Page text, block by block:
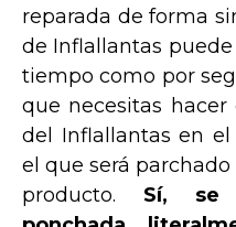
reparada de forma
de Inflallantas
tiempo como por
que necesitas
del Inflallantas en
el que será
producto. Sí, se